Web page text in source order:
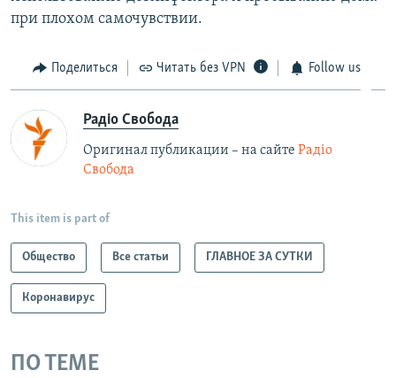
при плохом самочувствии.
Поделиться Читать без VPN Follow us
Радіо Свобода
Оригинал публикации – на сайте Радіо
Свобода
This item is part of
Общество Все статьи ГЛАВНОЕ ЗА СУТКИ
Коронавирус
ПО ТЕМЕ